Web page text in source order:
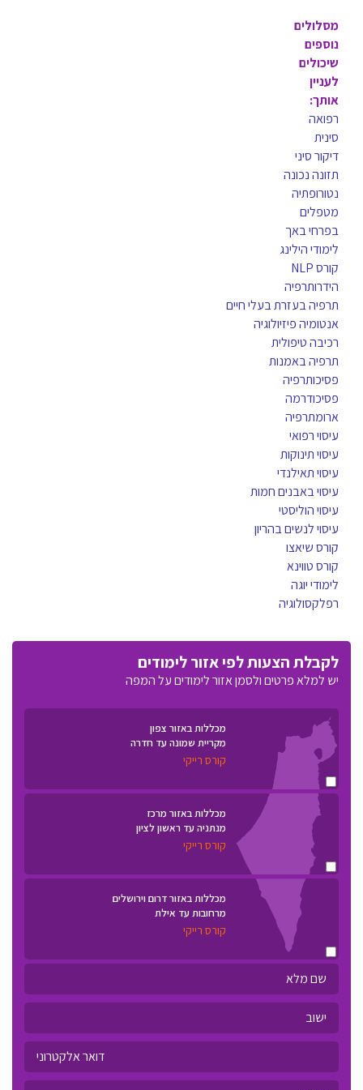
מסלולים
נוספים
שיכולים
לעניין
אותך:
רפואה
סינית
דיקור סיני
תזונה נכונה
נטורופתיה
מטפלים
בפרחי באך
לימודי הילינג
קורס NLP
הידרותרפיה
תרפיה בעזרת בעלי חיים
אנטומיה פיזיולוגיה
רכיבה טיפולית
תרפיה באמנות
פסיכותרפיה
פסיכודרמה
ארומתרפיה
עיסוי רפואי
עיסוי תינוקות
עיסוי תאילנדי
עיסוי באבנים חמות
עיסוי הוליסטי
עיסוי לנשים בהריון
קורס שיאצו
קורס טווינא
לימודי יוגה
רפלקסולוגיה
לקבלת הצעות לפי אזור לימודים
יש למלא פרטים ולסמן אזור לימודים על המפה
מכללות באזור צפון
מקריית שמונה עד חדרה
קורס רייקי
מכללות באזור מרכז
מנתניה עד ראשון לציון
קורס רייקי
מכללות באזור דרום וירושלים
מרחובות עד אילת
קורס רייקי